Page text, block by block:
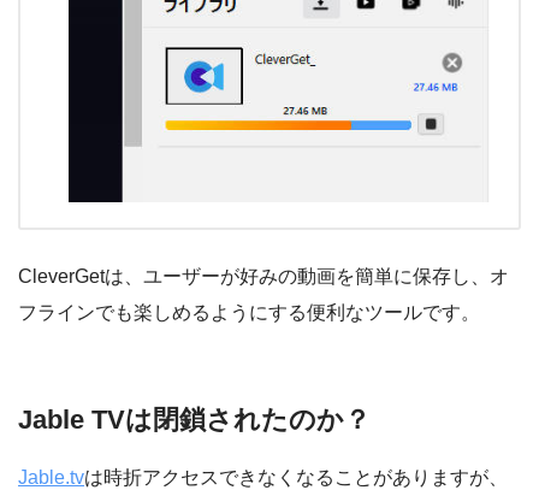
CleverGetは、ユーザーが好みの動画を簡単に保存し、オ
フラインでも楽しめるようにする便利なツールです。
Jable TVは閉鎖されたのか？
Jable.tvは時折アクセスできなくなることがありますが、